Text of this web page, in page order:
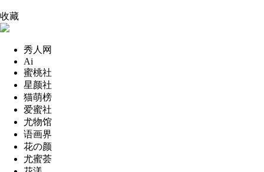
收藏
秀人网
Ai
蜜桃社
星颜社
猫萌榜
爱蜜社
尤物馆
语画界
花の颜
尤蜜荟